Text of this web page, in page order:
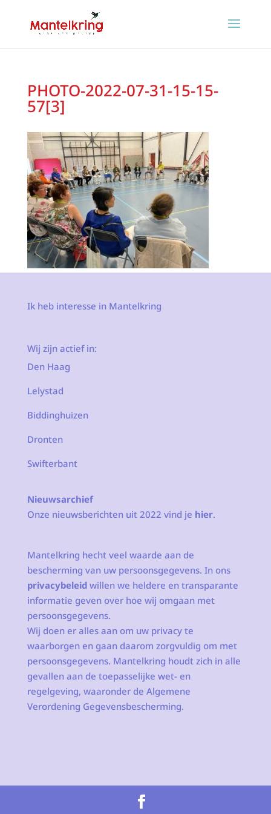
PHOTO-2022-07-31-15-15-
57[3]
Ik heb interesse in Mantelkring
Wij zijn actief in:
Den Haag
Lelystad
Biddinghuizen
Dronten
Swifterbant
Nieuwsarchief
Onze nieuwsberichten uit 2022 vind je hier.
Mantelkring hecht veel waarde aan de
bescherming van uw persoonsgegevens. In ons
privacybeleidwillen we heldere en transparante
informatie geven over hoe wij omgaan met
persoonsgegevens.
Wij doen er alles aan om uw privacy te
waarborgen en gaan daarom zorgvuldig om met
persoonsgegevens. Mantelkring houdt zich in alle
gevallen aan de toepasselijke wet- en
regelgeving, waaronder de Algemene
Verordening Gegevensbescherming.